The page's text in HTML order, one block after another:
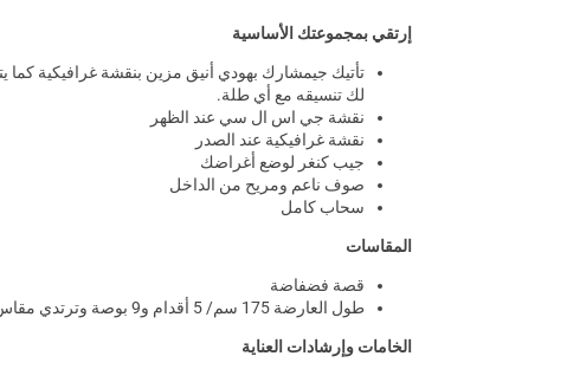
إرتقي بمجموعتك الأساسية
تأتيك جيمشارك بهودي أنيق مزين بنقشة غرافيكية كما
لك تنسيقه مع أي طلة.
نقشة جي اس ال سي عند الظهر
نقشة غرافيكية عند الصدر
جيب كنغر لوضع أغراضك
صوف ناعم ومريح من الداخل
سحاب كامل
المقاسات
قصة فضفاضة
طول العارضة 175 سم/ 5 أقدام و9 بوصة وترتدي مقاس S
الخامات وإرشادات العناية